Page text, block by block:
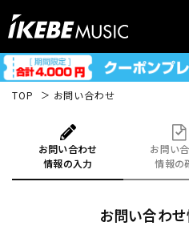
TOP お問い合わせ
お問い合わせ
情報の入力
お問い
情報の
お問い合わ